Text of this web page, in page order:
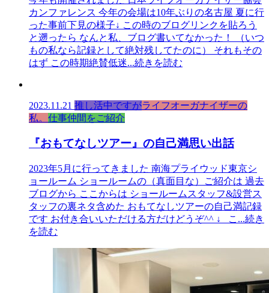
カンファレンス 今年の会場は10年ぶりの名古屋 夏に行
った事前下見の様子↓ この時のブログリンクを貼ろう
と遡ったら なんと私、ブログ書いてなかった！ （いつ
もの私なら記録として絶対残してたのに） それもその
はず この時期絶賛低迷...続きを読む
2023.11.21 推し活中ですがライフオーガナイザーの
私。 仕事仲間をご紹介
『おもてなしツアー』の自己満思い出話
2023年5月に行ってきました 南海プライウッド東京シ
ョールーム ショールームの（真面目な）ご紹介は 過去
ブログから ここからは ショールームスタッフ&設営ス
タッフの裏ネタ含めた おもてなしツアーの自己満記録
です お付き合いいただける方だけどうぞ^^ ↓ こ ...続き
を読む